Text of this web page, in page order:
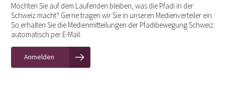
Möchten Sie auf dem Laufenden bleiben, was die Pfadi in der
Schweiz macht? Gerne tragen wir Sie in unseren Medienverteiler ein.
So erhalten Sie die Medienmitteilungen der Pfadibewegung Schweiz
automatisch per E-Mail.
Anmelden